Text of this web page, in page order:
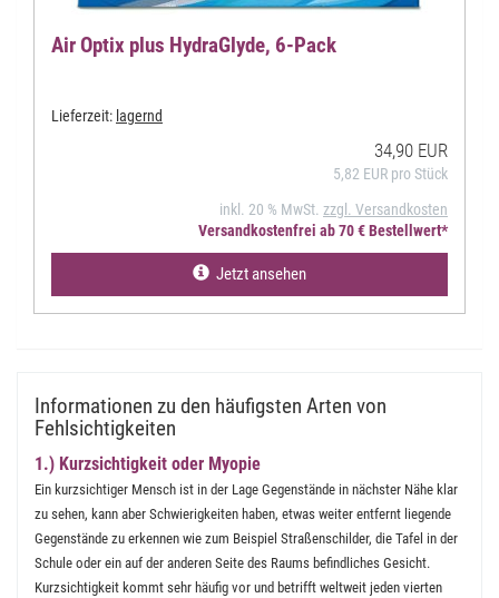
Air Optix plus HydraGlyde, 6-Pack
Lieferzeit: lagernd
34,90 EUR
5,82 EUR pro Stück
inkl. 20 % MwSt. zzgl. Versandkosten
Versandkostenfrei ab 70 € Bestellwert*
Jetzt ansehen
Informationen zu den häufigsten Arten von
Fehlsichtigkeiten
1.) Kurzsichtigkeit oder Myopie
Ein kurzsichtiger Mensch ist in der Lage Gegenstände in nächster Nähe klar
zu sehen, kann aber Schwierigkeiten haben, etwas weiter entfernt liegende
Gegenstände zu erkennen wie zum Beispiel Straßenschilder, die Tafel in der
Schule oder ein auf der anderen Seite des Raums befindliches Gesicht.
Kurzsichtigkeit kommt sehr häufig vor und betrifft weltweit jeden vierten